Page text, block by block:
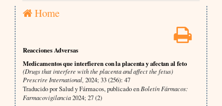
Home
Reacciones Adversas
Medicamentos que interfieren con la placenta y afectan al feto
(Drugs that interfere with the placenta and affect the fetus)
Prescrire International, 2024; 33 (256): 47
Traducido por Salud y Fármacos, publicado en Boletín Fármacos:
Farmacovigilancia2024; 27 (2)